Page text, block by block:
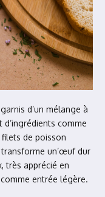
d’un mélange à
comme
de poisson
un’œuf dur
très apprécié en
entrée légère.